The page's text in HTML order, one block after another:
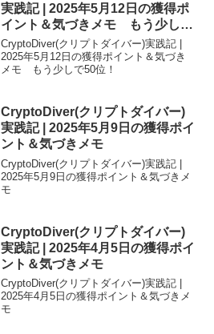
実践記 | 2025年5月12日の獲得ポ
イント＆気づきメモ もう少しで
50位！
CryptoDiver(クリプトダイバー)実践記 |
2025年5月12日の獲得ポイント＆気づき
メモ もう少しで50位！
CryptoDiver(クリプトダイバー)
実践記 | 2025年5月9日の獲得ポイ
ント＆気づきメモ
CryptoDiver(クリプトダイバー)実践記 |
2025年5月9日の獲得ポイント＆気づきメ
モ
CryptoDiver(クリプトダイバー)
実践記 | 2025年4月5日の獲得ポイ
ント＆気づきメモ
CryptoDiver(クリプトダイバー)実践記 |
2025年4月5日の獲得ポイント＆気づきメ
モ